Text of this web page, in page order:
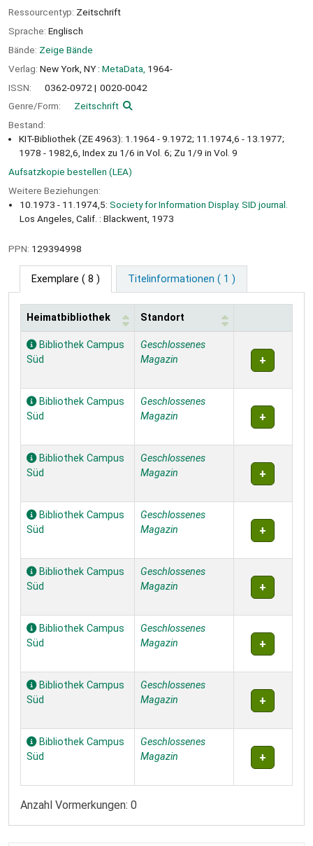
Ressourcentyp: Zeitschrift
Sprache: Englisch
Bände: Zeige Bände
Verlag: New York, NY : MetaData, 1964-
ISSN:
0362-0972
0020-0042
Genre/Form:
Zeitschrift
Bestand:
KIT-Bibliothek (ZE 4963): 1.1964 - 9.1972; 11.1974,6 - 13.1977;
1978 - 1982,6, Index zu 1/6 in Vol. 6; Zu 1/9 in Vol. 9
Aufsatzkopie bestellen (LEA)
Weitere Beziehungen:
10.1973 - 11.1974,5: Society for Information Display. SID journal.
Los Angeles, Calif. : Blackwent, 1973
PPN: 129394998
Exemplare ( 8 ) Titelinformationen ( 1 )
Exemplare
Heimatbibliothek Standort
Bibliothek Campus
Süd
Geschlossenes
Magazin
Bibliothek Campus
Süd
Geschlossenes
Magazin
Bibliothek Campus
Süd
Geschlossenes
Magazin
Bibliothek Campus
Süd
Geschlossenes
Magazin
Bibliothek Campus
Süd
Geschlossenes
Magazin
Bibliothek Campus
Süd
Geschlossenes
Magazin
Bibliothek Campus
Süd
Geschlossenes
Magazin
Bibliothek Campus
Süd
Geschlossenes
Magazin
Anzahl Vormerkungen: 0